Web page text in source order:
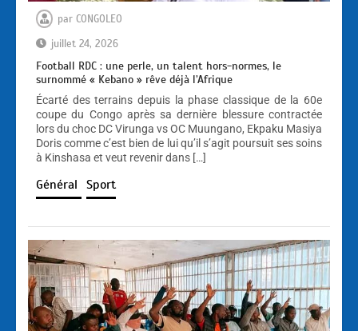
par CONGOLEO
juillet 24, 2026
Football RDC : une perle, un talent hors-normes, le
surnommé « Kebano » rêve déjà l’Afrique
Écarté des terrains depuis la phase classique de la 60e
coupe du Congo après sa dernière blessure contractée
lors du choc DC Virunga vs OC Muungano, Ekpaku Masiya
Doris comme c’est bien de lui qu’il s’agit poursuit ses soins
à Kinshasa et veut revenir dans […]
Général Sport